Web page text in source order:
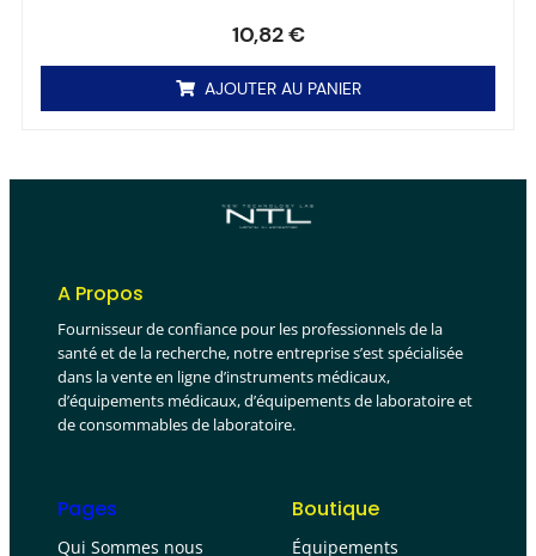
10,82€
AJOUTER AU PANIER
A Propos
Fournisseur de confiance pour les professionnels de la
santé et de la recherche, notre entreprise s’est spécialisée
dans la vente en ligne d’instruments médicaux,
d’équipements médicaux, d’équipements de laboratoire et
de consommables de laboratoire.
Pages
Qui Sommes nous
Boutique
Équipements